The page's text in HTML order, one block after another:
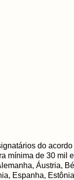
do
mínima de 30 mil
Áustria,
Espanha,